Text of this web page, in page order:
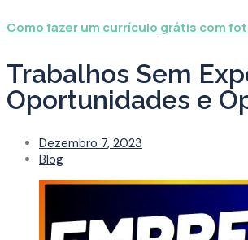
Como fazer um currículo grátis com
Trabalhos Sem
Oportunidades e
Dezembro 7, 2023
Blog